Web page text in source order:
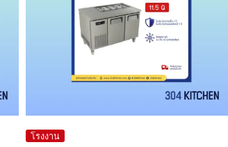
โรงงาน